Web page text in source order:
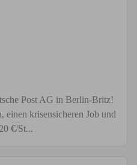
Post AG in Berlin-Britz!
einen krisensicheren Job und
€/St...